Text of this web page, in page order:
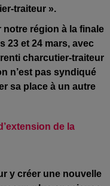
traiteur ».
notre région à la finale
23 et 24 mars, avec
charcutier-traiteur
n’est pas syndiqué
sa place à un autre
de la
y créer une nouvelle